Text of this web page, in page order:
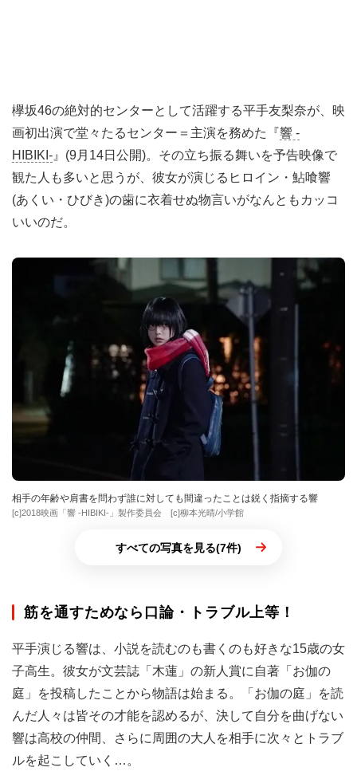
欅坂46の絶対的センターとして活躍する平手友梨奈が、映
画初出演で堂々たるセンター＝主演を務めた『響 -
HIBIKI- 』(9月14日公開)。その立ち振る舞いを予告映像で
観た人も多いと思うが、彼女が演じるヒロイン・鮎喰響
(あくい・ひびき)の歯に衣着せぬ物言いがなんともカッコ
いいのだ。
相手の年齢や肩書を問わず誰に対しても間違ったことは鋭く指摘する響
[c]2018映画「響 -HIBIKI-」製作委員会 [c]柳本光晴/小学館
すべての写真を見る(7件)
筋を通すためなら口論・トラブル上等！
平手演じる響は、小説を読むのも書くのも好きな15歳の女
子高生。彼女が文芸誌「木蓮」の新人賞に自著「お伽の
庭」を投稿したことから物語は始まる。「お伽の庭」を読
んだ人々は皆その才能を認めるが、決して自分を曲げない
響は高校の仲間、さらに周囲の大人を相手に次々とトラブ
ルを起こしていく…。